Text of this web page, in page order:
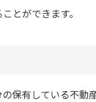
とができます。
保有している不